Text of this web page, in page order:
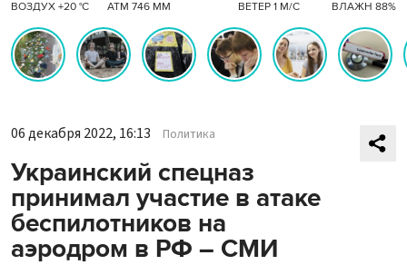
ВОЗДУХ +20 °C АТМ 746 ММ ВЕТЕР 1 М/С ВЛАЖН 88%
06 декабря 2022, 16:13 Политика
Украинский спецназ
принимал участие в атаке
беспилотников на
аэродром в РФ – СМИ